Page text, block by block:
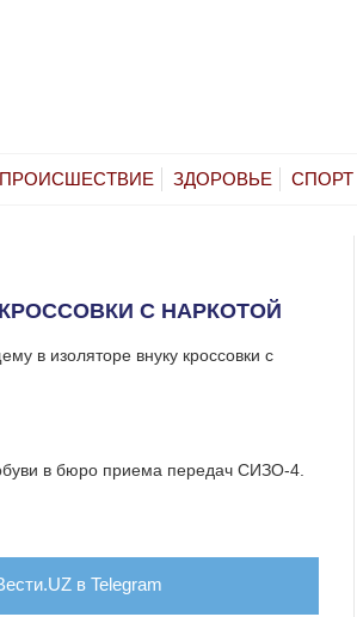
ПРОИСШЕСТВИЕ ЗДОРОВЬЕ СПОРТ
С НАРКОТОЙ
в изоляторе внуку кроссовки с
в бюро приема передач СИЗО-4.
в Telegram